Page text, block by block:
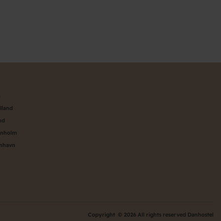
Copyright © 2026 All rights reserved Danhostel